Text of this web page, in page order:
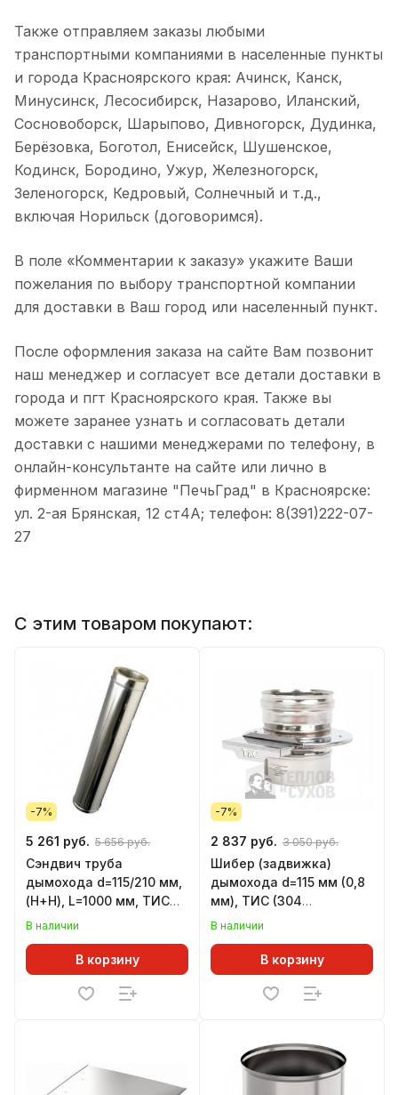
Также отправляем заказы любыми
транспортными компаниями в населенные пункты
и города Красноярского края: Ачинск, Канск,
Минусинск, Лесосибирск, Назарово, Иланский,
Сосновоборск, Шарыпово, Дивногорск, Дудинка,
Берёзовка, Боготол, Енисейск, Шушенское,
Кодинск, Бородино, Ужур, Железногорск,
Зеленогорск, Кедровый, Солнечный и т.д.,
включая Норильск (договоримся).
В поле «Комментарии к заказу» укажите Ваши
пожелания по выбору транспортной компании
для доставки в Ваш город или населенный пункт.
После оформления заказа на сайте Вам позвонит
наш менеджер и согласует все детали доставки в
города и пгт Красноярского края. Также вы
можете заранее узнать и согласовать детали
доставки с нашими менеджерами по телефону, в
онлайн-консультанте на сайте или лично в
фирменном магазине "ПечьГрад" в Красноярске:
ул. 2-ая Брянская, 12 ст4А; телефон: 8(391)222-07-
27
С этим товаром покупают:
-7%
5 261 руб. 5 656 руб.
Сэндвич труба
дымохода d=115/210 мм,
(Н+Н), L=1000 мм, ТИС
(0,8 мм) (304 ПРЕМИУМ)
В наличии
В корзину
-7%
2 837 руб. 3 050 руб.
Шибер (задвижка)
дымохода d=115 мм (0,8
мм), ТИС (304
ПРЕМИУМ)
В наличии
В корзину